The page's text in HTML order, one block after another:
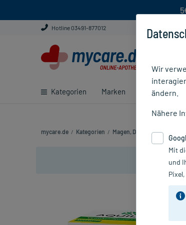
Hotline 03491-877012
Kategorien Marken Ratgeber
mycare.de / Kategorien / Magen, Darm & Verdauung
Wir
ändern.
Nähere
Mit
und